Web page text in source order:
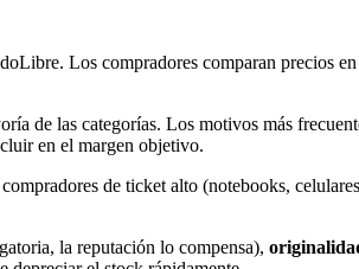
Los compradores comparan precios
de las categorías. Los motivos más
en el margen objetivo.
de ticket alto (notebooks,
la reputación lo compensa),